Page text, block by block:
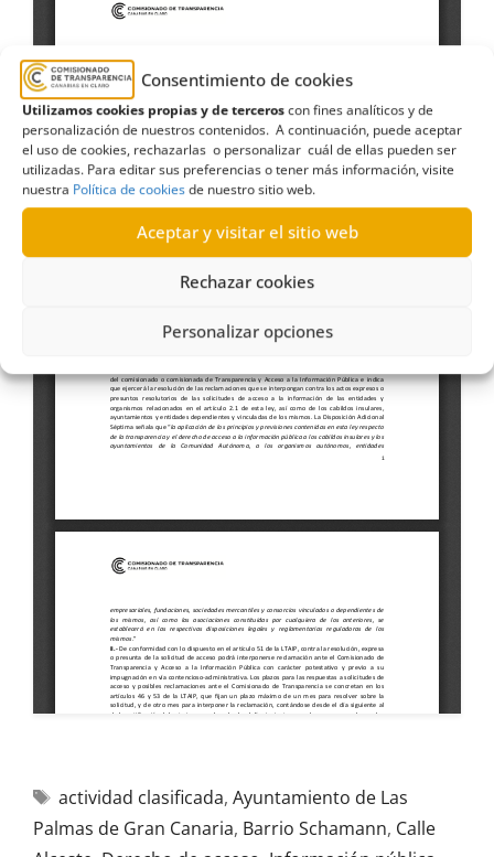
Consentimiento de cookies
Utilizamos cookies propias y de terceroscon fines analíticos y de
personalización de nuestros contenidos. A continuación, puede aceptar
el uso de cookies, rechazarlas o personalizar cuál de ellas pueden ser
utilizadas. Para editar sus preferencias o tener más información, visite
nuestra Política de cookiesde nuestro sitio web.
Aceptar y visitar el sitio web
Rechazar cookies
Personalizar opciones
actividad clasificada, Ayuntamiento de Las
Palmas de Gran Canaria, Barrio Schamann, Calle